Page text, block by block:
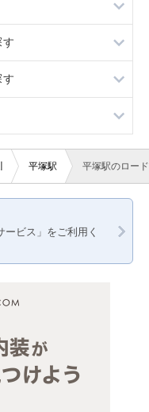
す
ルなど）
す
平塚駅 平塚駅のロー
ビス」をご利用く